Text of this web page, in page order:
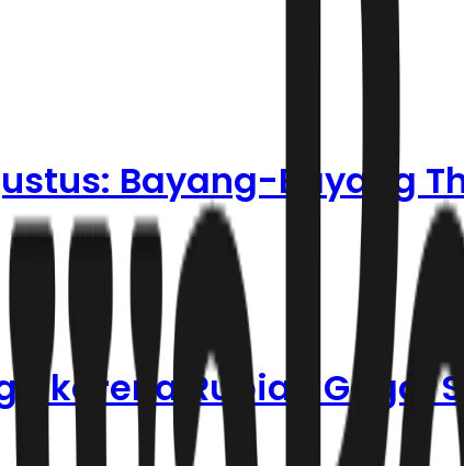
Bayang-Bayang
karena Rupiah Gagal